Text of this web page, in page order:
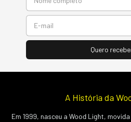
A História da
Em 1999, nasceu a Wood Light,